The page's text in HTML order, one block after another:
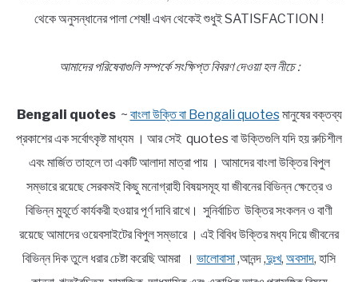
থেকে অনুসন্ধানের পালা শেষ!! এখন থেকেই শুধুই SATISFACTION !
আমাদের পরিষেবাগুলি সম্পর্কে সংক্ষিপ্ত বিবরণ দেওয়া হল নীচে :
Bengali quotes~ বাংলা উক্তি বা Bengali quotesমানুষের বক্তব্য
প্রকাশের এক সর্বোৎকৃষ্ট মাধ্যম । আর সেই quotes বা উক্তিগুলি যদি হয় রুচিশীল
এবং মার্জিত তাহলে তা একটি আলাদা মাত্রা পায় । আমাদের বাংলা উক্তির বিপুল
সম্ভারে রয়েছে সেরকমই কিছু মনোগ্রাহী বিষয়সমূহ যা জীবনের বিভিন্ন ক্ষেত্রে ও
বিভিন্ন মুহূর্তে কার্যকরী হওয়ার পূর্ণ দাবি রাখে। সুনির্বাচিত উক্তির সংকলন ও বাণী
রয়েছে আমাদের ওয়েবসাইটের বিপুল সম্ভারে । এই বিবিধ উক্তির মধ্য দিয়ে জীবনের
বিভিন্ন দিক তুলে ধরার চেষ্টা করেছি আমরা । ভালোবাসা,আনন্দ ,দুঃখ, অবসাদ, হাসি